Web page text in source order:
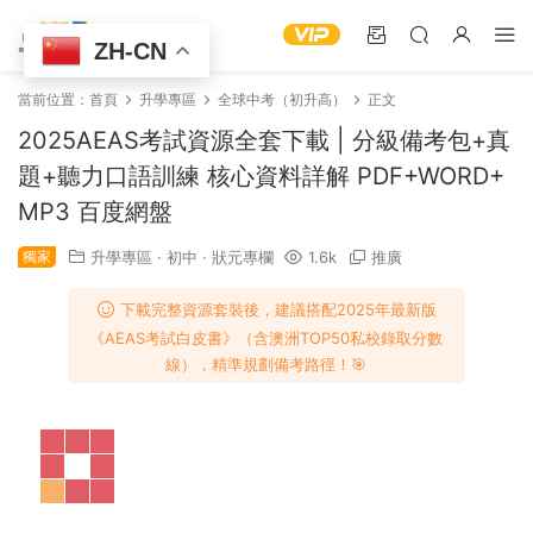
當前位置： 首頁 升學專區 全球中考（初升高） 正文
2025AEAS考試資源全套下載 | 分級備考包+真
題+聽力口語訓練 核心資料詳解 PDF+WORD+
MP3 百度網盤
獨家 升學專區 · 初中 · 狀元專欄 1.6k 推廣
下載完整資源套裝後，建議搭配2025年最新版
《AEAS考試白皮書》（含澳洲TOP50私校錄取分數
線），精準規劃備考路徑！🎯
ZH-CN